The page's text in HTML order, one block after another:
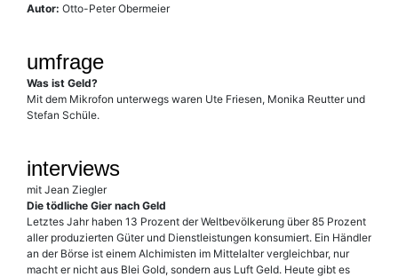
Autor: Otto-Peter Obermeier
umfrage
Was ist Geld?
Mit dem Mikrofon unterwegs waren Ute Friesen, Monika Reutter und
Stefan Schüle.
interviews
mit Jean Ziegler
Die tödliche Gier nach Geld
Letztes Jahr haben 13 Prozent der Weltbevölkerung über 85 Prozent
aller produzierten Güter und Dienstleistungen konsumiert. Ein Händler
an der Börse ist einem Alchimisten im Mittelalter vergleichbar, nur
macht er nicht aus Blei Gold, sondern aus Luft Geld. Heute gibt es